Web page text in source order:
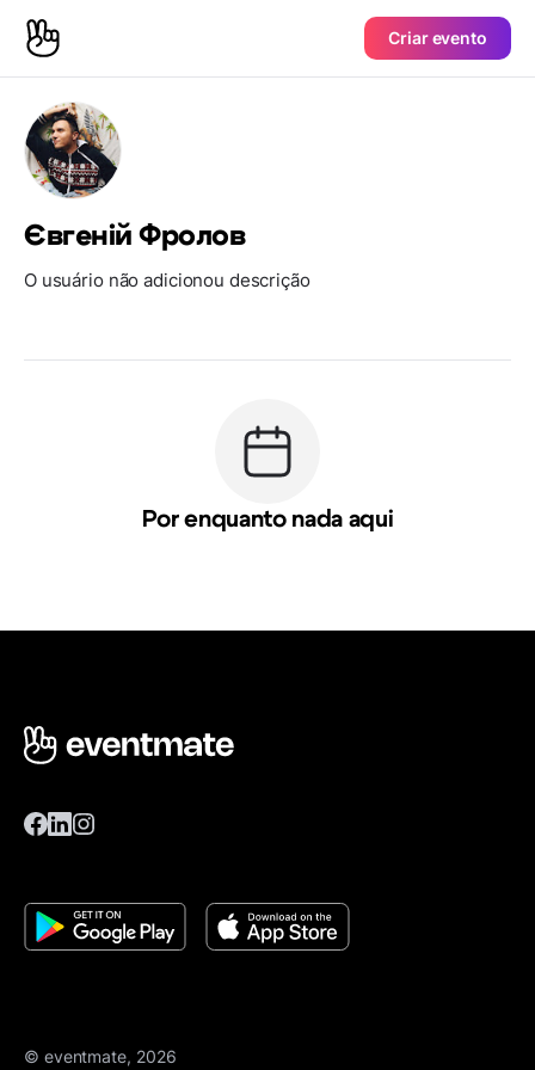
Criar evento
Євгеній Фролов
O usuário não adicionou descrição
Por enquanto nada aqui
© eventmate, 2026